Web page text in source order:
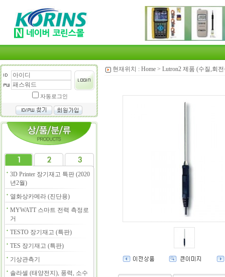
자동로그인
3D Printer 장기재고 특판 (2020
년2월)
열화상카메라 (진단용)
MYWATT 스마트 전력 측정로
거
TESTO 장기재고 (특판)
TES 장기재고 (특판)
기상관측기
솔라셀 (태양전지), 풍력, 소수
현재위치 : Home > Lutron2 제품 (수질,회